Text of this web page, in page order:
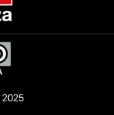
2025